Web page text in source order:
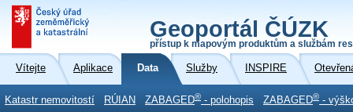
Geoportál ČÚZK
přístup k mapovým produktům a službám
Vítejte Aplikace Data Služby INSPIRE
Katastr nemovitostí RÚIAN ZABAGED® - polohopis ZABAGED® -